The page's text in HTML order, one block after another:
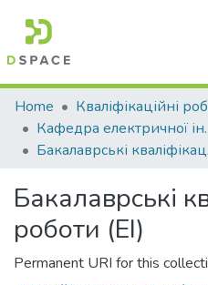
Communities & Collections
All of DSpace
Home
Кафедра
Бакалаврські
роботи (ЕІ)
Permanent URI for this